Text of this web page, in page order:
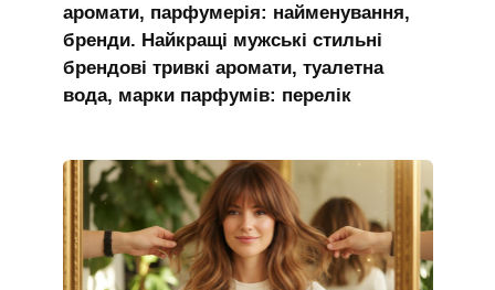
аромати, парфумерія: найменування,
бренди. Найкращі мужські стильні
брендові тривкі аромати, туалетна
вода, марки парфумів: перелік